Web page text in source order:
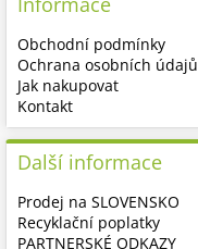
Obchodní podmínky
Ochrana osobních údajů
Jak nakupovat
Kontakt
Další informace
Prodej na SLOVENSKO
Recyklační poplatky
PARTNERSKÉ ODKAZY